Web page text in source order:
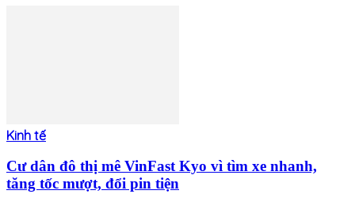
Kinh tế
Cư dân đô thị mê VinFast Kyo vì tìm xe nhanh,
tăng tốc mượt, đổi pin tiện